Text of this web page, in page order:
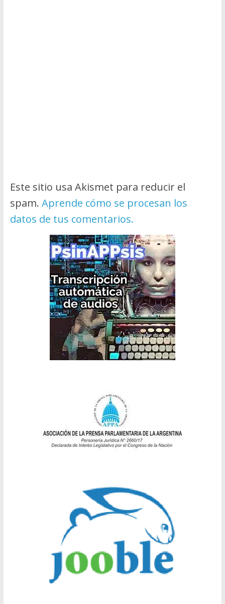
Este sitio usa Akismet para reducir el
spam. Aprende cómo se procesan los
datos de tus comentarios.